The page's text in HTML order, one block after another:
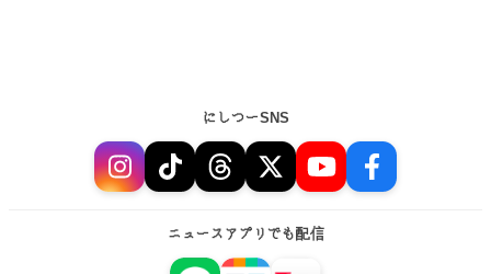
にしつーSNS
ニュースアプリでも配信